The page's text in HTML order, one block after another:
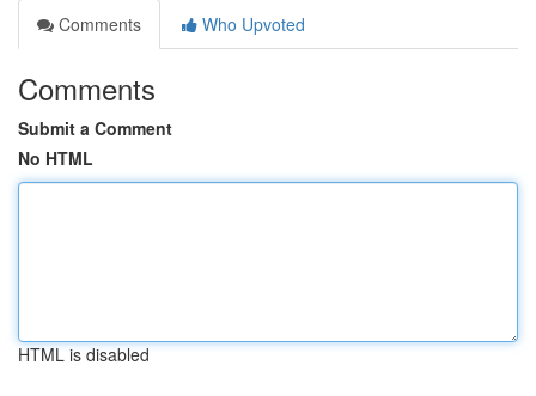
Comments
Who Upvoted
Comments
Submit a Comment
No HTML
HTML is disabled